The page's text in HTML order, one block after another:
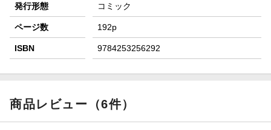
発行形態 コミック
ページ数 192p
ISBN 9784253256292
商品レビュー（6件）